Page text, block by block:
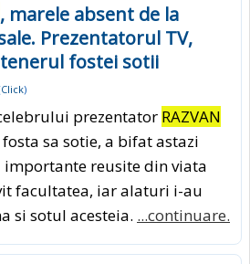
, marele absent de la
Prezentatorul TV,
fostei sotii
Click)
prezentator RAZVAN
sa sotie, a bifat astazi
importante reusite din viata
facultatea, iar alaturi i-au
si sotul acesteia. ...continuare.